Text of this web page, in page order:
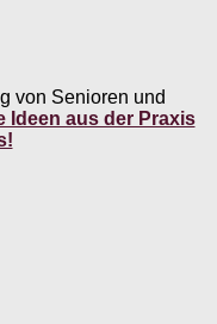
von Senioren und
Ideen aus der Praxis